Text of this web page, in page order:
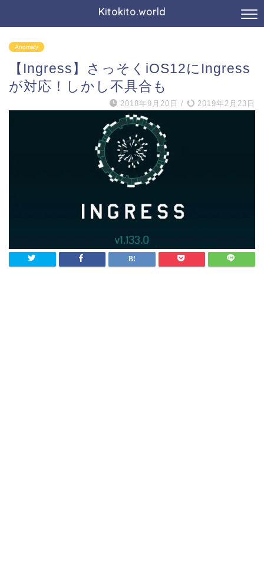
Kitokito.world
Anomaly
【Ingress】さっそくiOS12にIngress
が対応！しかし不具合も
2018年9月20日 / 2019年2月23日